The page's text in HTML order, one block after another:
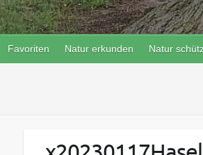
Favoriten Natur erkunden Natur